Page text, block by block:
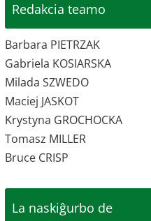
Redakcia teamo
Barbara PIETRZAK
Gabriela KOSIARSKA
Milada SZWEDO
Maciej JASKOT
Krystyna GROCHOCKA
Tomasz MILLER
Bruce CRISP
La naskiĝurbo de